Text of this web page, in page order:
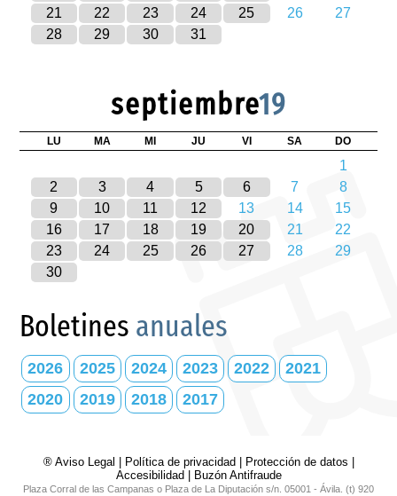
21
22 23 24 25 26
27
28
29 30 31
septiembre19
LU MA MI JU VI SA DO
1
2
3 4 5 6 7
8
9
10 11 12 13 14
15
16
17 18 19 20 21
22
23
24 25 26 27 28
29
30
Boletines anuales
2026 2025 2024 2023 2022
2021
2020
2019 2018 2017
® Aviso Legal Política de privacidad Protección de datos
Accesibilidad
Buzón Antifraude
Plaza Corral de las Campanas o Plaza de La Diputación s/n. 05001 - Ávila. (t) 920